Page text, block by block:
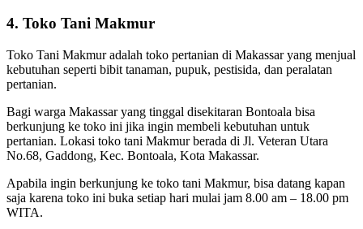
4. Toko Tani Makmur
Toko Tani Makmur adalah toko pertanian di Makassar yang menjual
kebutuhan seperti bibit tanaman, pupuk, pestisida, dan peralatan
pertanian.
Bagi warga Makassar yang tinggal disekitaran Bontoala bisa
berkunjung ke toko ini jika ingin membeli kebutuhan untuk
pertanian. Lokasi toko tani Makmur berada di Jl. Veteran Utara
No.68, Gaddong, Kec. Bontoala, Kota Makassar.
Apabila ingin berkunjung ke toko tani Makmur, bisa datang kapan
saja karena toko ini buka setiap hari mulai jam 8.00 am – 18.00 pm
WITA.